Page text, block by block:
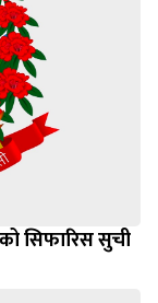
सिफारिस सुची